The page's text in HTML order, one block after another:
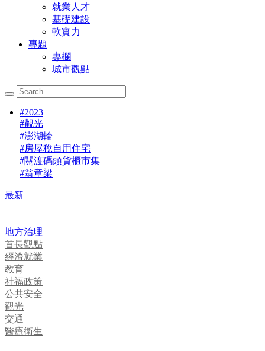
就業人才
基礎建設
軟實力
專題
專欄
城市觀點
#2023
#觀光
#澎湖輪
#房屋稅自用住宅
#關渡碼頭貨櫃市集
#翁章梁
最新
地方治理
首長觀點
經濟就業
教育
社福政策
公共安全
觀光
交通
醫療衛生